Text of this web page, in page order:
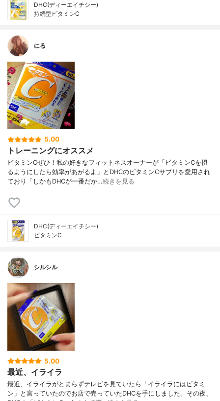
DHC(ディーエイチシー)
持続型ビタミンC
にる
5.00
トレーニングにオススメ
ビタミンCぜひ！私の好きなフィットネスオーナーが「ビタミンCを摂
るようにしたら効率があがるよ」とDHCのビタミンCサプリを愛用され
ており「しかもDHCが一番だか…続きを見る
DHC(ディーエイチシー)
ビタミンC
シルシル
5.00
最近、イライラ
最近、イライラがとまらずテレビを見ていたら「イライラにはビタミ
ン」と言っていたのでお店で売っていたDHCを手にしました。その夜、